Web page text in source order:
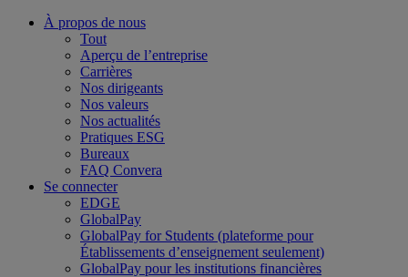
À propos de nous
Tout
Aperçu de l’entreprise
Carrières
Nos dirigeants
Nos valeurs
Nos actualités
Pratiques ESG
Bureaux
FAQ Convera
Se connecter
EDGE
GlobalPay
GlobalPay for Students (plateforme pour
Établissements d’enseignement seulement)
GlobalPay pour les institutions financières